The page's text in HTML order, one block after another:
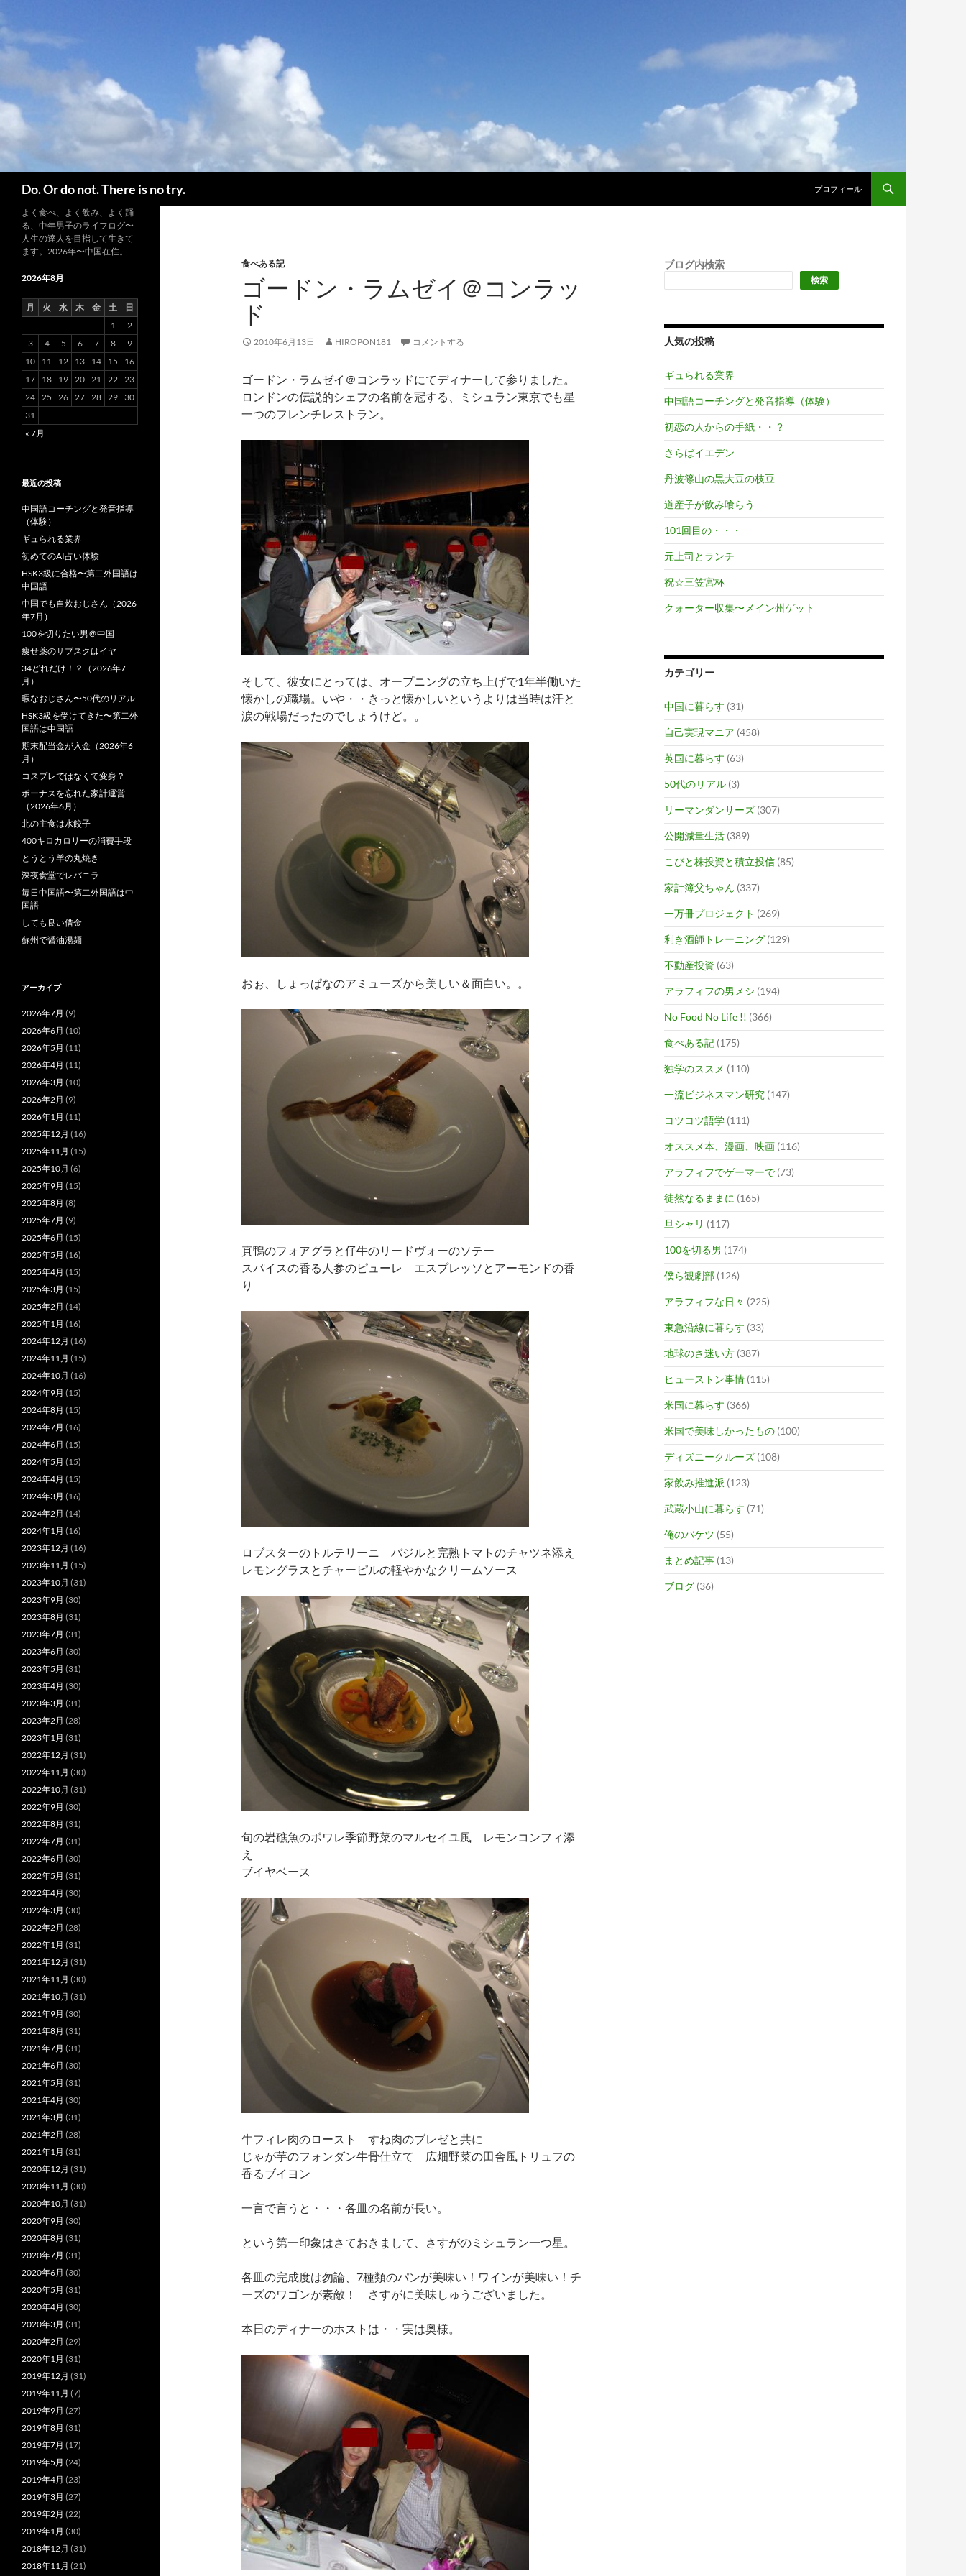
ン
Do. Or do not. There is no try. プロフィール
食べある記
ゴードン・ラムゼイ＠コンラッ
ド
2010年6月13日 HIROPON181 コメントする
ゴードン・ラムゼイ＠コンラッドにてディナーして参りました。
ロンドンの伝説的シェフの名前を冠する、ミシュラン東京でも星
一つのフレンチレストラン。
そして、彼女にとっては、オープニングの立ち上げで1年半働いた
懐かしの職場。いや・・きっと懐かしいというよりは当時は汗と
涙の戦場だったのでしょうけど。。
おぉ、しょっぱなのアミューズから美しい＆面白い。。
真鴨のフォアグラと仔牛のリードヴォーのソテー
スパイスの香る人参のピューレ エスプレッソとアーモンドの香
り
ロブスターのトルテリーニ バジルと完熟トマトのチャツネ添え
レモングラスとチャーピルの軽やかなクリームソース
旬の岩礁魚のポワレ季節野菜のマルセイユ風 レモンコンフィ添
え
ブイヤベース
牛フィレ肉のロースト すね肉のブレゼと共に
じゃが芋のフォンダン牛骨仕立て 広畑野菜の田舎風トリュフの
香るブイヨン
一言で言うと・・・各皿の名前が長い。
という第一印象はさておきまして、さすがのミシュラン一つ星。
各皿の完成度は勿論、7種類のパンが美味い！ワインが美味い！チ
ーズのワゴンが素敵！ さすがに美味しゅうございました。
本日のディナーのホストは・・実は奥様。
ブログ内検索
検索
人気の投稿
ギュられる業界
中国語コーチングと発音指導（体験）
初恋の人からの手紙・・？
さらばイエデン
丹波篠山の黒大豆の枝豆
道産子が飲み喰らう
101回目の・・・
元上司とランチ
祝☆三笠宮杯
クォーター収集〜メイン州ゲット
カテゴリー
中国に暮らす (31)
自己実現マニア (458)
英国に暮らす (63)
50代のリアル (3)
リーマンダンサーズ (307)
公開減量生活 (389)
こびと株投資と積立投信 (85)
家計簿父ちゃん (337)
一万冊プロジェクト (269)
利き酒師トレーニング (129)
不動産投資 (63)
アラフィフの男メシ (194)
No Food No Life !! (366)
食べある記 (175)
独学のススメ (110)
一流ビジネスマン研究 (147)
コツコツ語学 (111)
オススメ本、漫画、映画 (116)
アラフィフでゲーマーで (73)
徒然なるままに (165)
旦シャリ (117)
100を切る男 (174)
僕ら観劇部 (126)
アラフィフな日々 (225)
東急沿線に暮らす (33)
地球のさ迷い方 (387)
ヒューストン事情 (115)
米国に暮らす (366)
米国で美味しかったもの (100)
ディズニークルーズ (108)
家飲み推進派 (123)
武蔵小山に暮らす (71)
俺のバケツ (55)
まとめ記事 (13)
ブログ (36)
よく食べ、よく飲み、よく踊
る、中年男子のライフログ〜
人生の達人を目指して生きて
ます。2026年〜中国在住。
2026年8月
月 火 水 木 金 土
日
1
2
3
4 5 6 7 8
9
10
11 12 13 14 15
16
17
18 19 20 21 22 23
24 25 26 27 28 29
30
31
« 7月
最近の投稿
中国語コーチングと発音指導
（体験）
ギュられる業界
初めてのAI占い体験
HSK3級に合格〜第二外国語は
中国語
中国でも自炊おじさん（2026
年7月）
100を切りたい男＠中国
痩せ薬のサブスクはイヤ
34どれだけ！？（2026年7
月）
暇なおじさん〜50代のリアル
HSK3級を受けてきた〜第二外
国語は中国語
期末配当金が入金（2026年6
月）
コスプレではなくて変身？
ボーナスを忘れた家計運営
（2026年6月）
北の主食は水餃子
400キロカロリーの消費手段
とうとう羊の丸焼き
深夜食堂でレバニラ
毎日中国語〜第二外国語は中
国語
しても良い借金
蘇州で醤油湯麺
アーカイブ
2026年7月 (9)
2026年6月 (10)
2026年5月 (11)
2026年4月 (11)
2026年3月 (10)
2026年2月 (9)
2026年1月 (11)
2025年12月 (16)
2025年11月 (15)
2025年10月 (6)
2025年9月 (15)
2025年8月 (8)
2025年7月 (9)
2025年6月 (15)
2025年5月 (16)
2025年4月 (15)
2025年3月 (15)
2025年2月 (14)
2025年1月 (16)
2024年12月 (16)
2024年11月 (15)
2024年10月 (16)
2024年9月 (15)
2024年8月 (15)
2024年7月 (16)
2024年6月 (15)
2024年5月 (15)
2024年4月 (15)
2024年3月 (16)
2024年2月 (14)
2024年1月 (16)
2023年12月 (16)
2023年11月 (15)
2023年10月 (31)
2023年9月 (30)
2023年8月 (31)
2023年7月 (31)
2023年6月 (30)
2023年5月 (31)
2023年4月 (30)
2023年3月 (31)
2023年2月 (28)
2023年1月 (31)
2022年12月 (31)
2022年11月 (30)
2022年10月 (31)
2022年9月 (30)
2022年8月 (31)
2022年7月 (31)
2022年6月 (30)
2022年5月 (31)
2022年4月 (30)
2022年3月 (30)
2022年2月 (28)
2022年1月 (31)
2021年12月 (31)
2021年11月 (30)
2021年10月 (31)
2021年9月 (30)
2021年8月 (31)
2021年7月 (31)
2021年6月 (30)
2021年5月 (31)
2021年4月 (30)
2021年3月 (31)
2021年2月 (28)
2021年1月 (31)
2020年12月 (31)
2020年11月 (30)
2020年10月 (31)
2020年9月 (30)
2020年8月 (31)
2020年7月 (31)
2020年6月 (30)
2020年5月 (31)
2020年4月 (30)
2020年3月 (31)
2020年2月 (29)
2020年1月 (31)
2019年12月 (31)
2019年11月 (7)
2019年9月 (27)
2019年8月 (31)
2019年7月 (17)
2019年5月 (24)
2019年4月 (23)
2019年3月 (27)
2019年2月 (22)
2019年1月 (30)
2018年12月 (31)
2018年11月 (21)